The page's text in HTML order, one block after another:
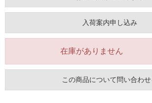
入荷案内申し込み
在庫がありません
この商品について問い合わせ